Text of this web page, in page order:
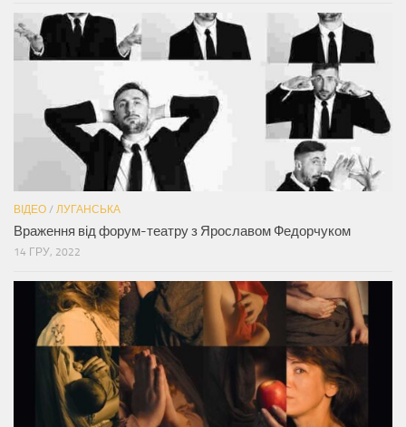
ВІДЕО / ЛУГАНСЬКА
Враження від форум-театру з Ярославом Федорчуком
14 ГРУ, 2022